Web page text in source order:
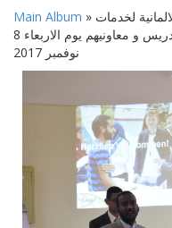
Main Album » اليوم التعريفي ببرامج الداد (الهيئة الالمانية لخدمات
التبادل الاكاديمي) للسادة أعضاء هيئة التدريس و معاونيهم يوم الاربعاء 8
نوفمبر 2017